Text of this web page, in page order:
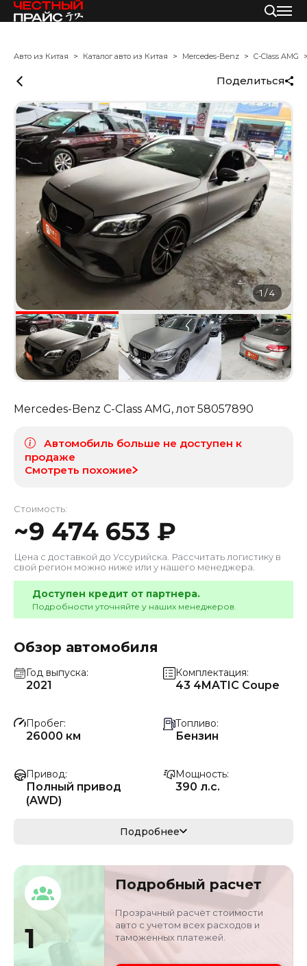
Авто из Китая Каталог авто из Китая Mercedes-Benz C-Class AMG
Поделиться
1/4
Mercedes-Benz C-Class AMG, лот58057890
Автомобиль больше не доступен к
продаже
Смотреть похожие
Стоимость:
~9 474 653 ₽
Цена с доставкой до Уссурийска . Рассчитать логистику в
свой регион можно ниже или у нашего менеджера.
Доступен кредит от партнера.
Подробности уточняйте у наших менеджеров.
Обзор автомобиля
Год выпуска
2021
Комплектация
43 4MATIC Coupe
Пробег
26000 км
Топливо
Бензин
Привод
Полный привод
(AWD)
Мощность
390 л.с.
287 кВ
Кузов
седан
W1KWJ6EB4MG068
Объём двигателя
3 л
Цвет
Подробнее
1
Подробный расчет
Прозрачный расчёт стоимости
авто с учетом всех расходов и
таможенных платежей.